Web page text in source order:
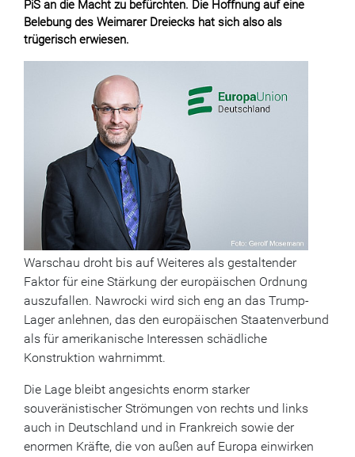
PiS an die Macht zu befürchten. Die Hoffnung auf eine
Belebung des Weimarer Dreiecks hat sich also als
trügerisch erwiesen.
Warschau droht bis auf Weiteres als gestaltender
Faktor für eine Stärkung der europäischen Ordnung
auszufallen. Nawrocki wird sich eng an das Trump-
Lager anlehnen, das den europäischen Staatenverbund
als für amerikanische Interessen schädliche
Konstruktion wahrnimmt.
Die Lage bleibt angesichts enorm starker
souveränistischer Strömungen von rechts und links
auch in Deutschland und in Frankreich sowie der
enormen Kräfte, die von außen auf Europa einwirken